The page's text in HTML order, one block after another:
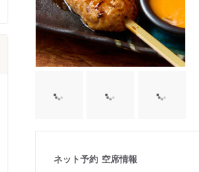
ネット予約 空席情報